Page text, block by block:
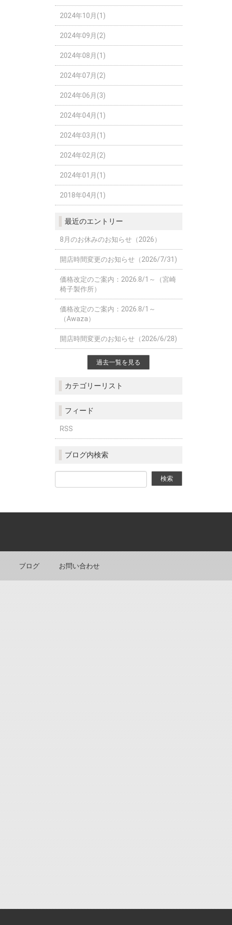
2024年10月(1)
2024年09月(2)
2024年08月(1)
2024年07月(2)
2024年06月(3)
2024年04月(1)
2024年03月(1)
2024年02月(2)
2024年01月(1)
2018年04月(1)
最近のエントリー
8月のお休みのお知らせ（2026）
開店時間変更のお知らせ（2026/7/31)
価格改定のご案内：2026.8/1～（宮崎
椅子製作所）
価格改定のご案内：2026.8/1～
（Awaza）
開店時間変更のお知らせ（2026/6/28)
過去一覧を見る
カテゴリーリスト
フィード
RSS
ブログ内検索
ブログ お問い合わせ
Back to top